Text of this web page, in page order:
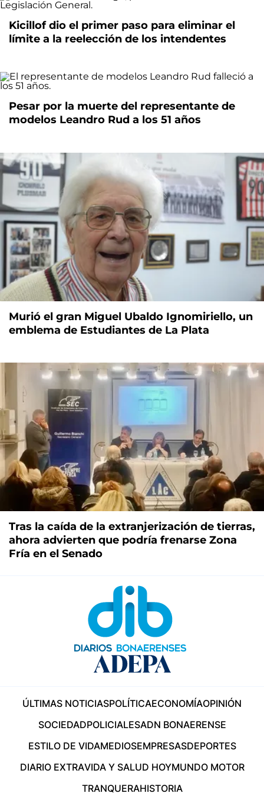
Kicillof dio el primer paso para eliminar el
límite a la reelección de los intendentes
Pesar por la muerte del representante de
modelos Leandro Rud a los 51 años
Murió el gran Miguel Ubaldo Ignomiriello, un
emblema de Estudiantes de La Plata
Tras la caída de la extranjerización de tierras,
ahora advierten que podría frenarse Zona
Fría en el Senado
ÚLTIMAS NOTICIASPOLÍTICAECONOMÍAOPINIÓN
SOCIEDADPOLICIALESADN BONAERENSE
ESTILO DE VIDAMEDIOSEMPRESASDEPORTES
DIARIO EXTRAVIDA Y SALUD HOYMUNDO MOTOR
TRANQUERAHISTORIA